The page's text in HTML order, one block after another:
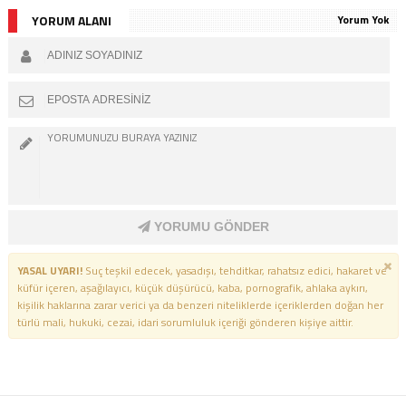
YORUM ALANI
Yorum Yok
YORUMU GÖNDER
YASAL UYARI!Suç teşkil edecek, yasadışı, tehditkar, rahatsız edici, hakaret ve
küfür içeren, aşağılayıcı, küçük düşürücü, kaba, pornografik, ahlaka aykırı,
kişilik haklarına zarar verici ya da benzeri niteliklerde içeriklerden doğan her
türlü mali, hukuki, cezai, idari sorumluluk içeriği gönderen kişiye aittir.